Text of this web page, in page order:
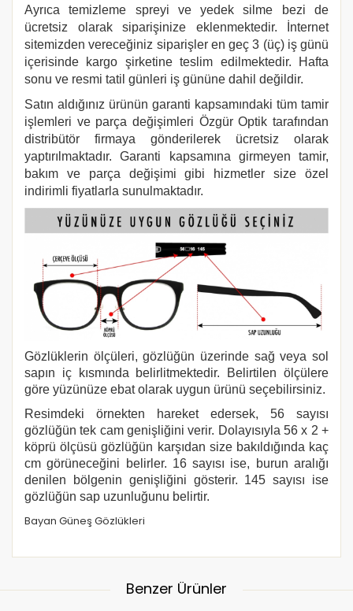
Ayrıca temizleme spreyi ve yedek silme bezi de
ücretsiz olarak siparişinize eklenmektedir. İnternet
sitemizden vereceğiniz siparişler en geç 3 (üç) iş günü
içerisinde kargo şirketine teslim edilmektedir. Hafta
sonu ve resmi tatil günleri iş gününe dahil değildir.
Satın aldığınız ürünün garanti kapsamındaki tüm tamir
işlemleri ve parça değişimleri Özgür Optik tarafından
distribütör firmaya gönderilerek ücretsiz olarak
yaptırılmaktadır. Garanti kapsamına girmeyen tamir,
bakım ve parça değişimi gibi hizmetler size özel
indirimli fiyatlarla sunulmaktadır.
Gözlüklerin ölçüleri, gözlüğün üzerinde sağ veya sol
sapın iç kısmında belirlitmektedir. Belirtilen ölçülere
göre yüzünüze ebat olarak uygun ürünü seçebilirsiniz.
Resimdeki örnekten hareket edersek, 56 sayısı
gözlüğün tek cam genişliğini verir. Dolayısıyla 56 x 2 +
köprü ölçüsü gözlüğün karşıdan size bakıldığında kaç
cm görüneceğini belirler. 16 sayısı ise, burun aralığı
denilen bölgenin genişliğini gösterir. 145 sayısı ise
gözlüğün sap uzunluğunu belirtir.
Bayan Güneş Gözlükleri
Benzer Ürünler